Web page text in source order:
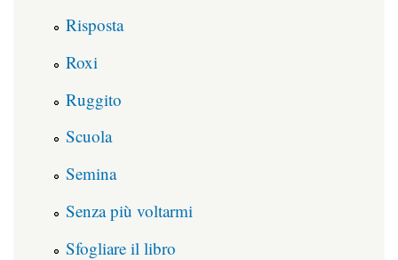
Risposta
Roxi
Ruggito
Scuola
Semina
Senza più voltarmi
Sfogliare il libro